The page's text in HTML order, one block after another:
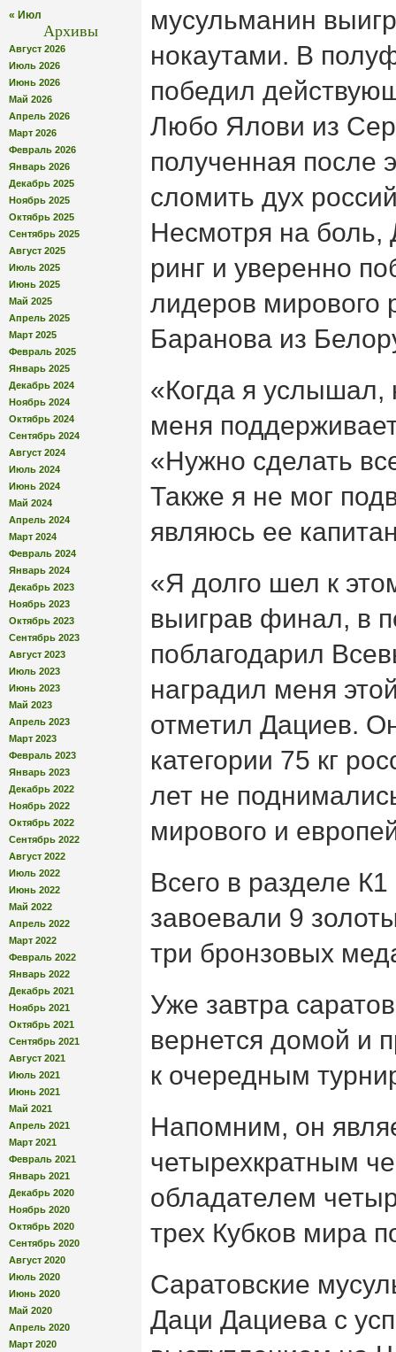
« Июл
Архивы
Август 2026
Июль 2026
Июнь 2026
Май 2026
Апрель 2026
Март 2026
Февраль 2026
Январь 2026
Декабрь 2025
Ноябрь 2025
Октябрь 2025
Сентябрь 2025
Август 2025
Июль 2025
Июнь 2025
Май 2025
Апрель 2025
Март 2025
Февраль 2025
Январь 2025
Декабрь 2024
Ноябрь 2024
Октябрь 2024
Сентябрь 2024
Август 2024
Июль 2024
Июнь 2024
Май 2024
Апрель 2024
Март 2024
Февраль 2024
Январь 2024
Декабрь 2023
Ноябрь 2023
Октябрь 2023
Сентябрь 2023
Август 2023
Июль 2023
Июнь 2023
Май 2023
Апрель 2023
Март 2023
Февраль 2023
Январь 2023
Декабрь 2022
Ноябрь 2022
Октябрь 2022
Сентябрь 2022
Август 2022
Июль 2022
Июнь 2022
Май 2022
Апрель 2022
Март 2022
Февраль 2022
Январь 2022
Декабрь 2021
Ноябрь 2021
Октябрь 2021
Сентябрь 2021
Август 2021
Июль 2021
Июнь 2021
Май 2021
Апрель 2021
Март 2021
Февраль 2021
Январь 2021
Декабрь 2020
Ноябрь 2020
Октябрь 2020
Сентябрь 2020
Август 2020
Июль 2020
Июнь 2020
Май 2020
Апрель 2020
Март 2020
мусульманин
нокаутами. В
победил
Любо Ялови из
полученная после
сломить дух
Несмотря на
ринг и уверенно
лидеров мирового
Баранова из
«Когда я услышал,
меня
«Нужно сделать
Также я не мог
являюсь ее
«Я долго шел к
выиграв финал, в
поблагодарил
наградил меня
отметил Дациев.
категории 75 кг
лет не
мирового и
Всего в разделе
завоевали 9
три бронзовых
Уже завтра
вернется домой и
к очередным
Напомним, он
четырехкратным
обладателем
трех Кубков мира
Саратовские
Даци Дациева с